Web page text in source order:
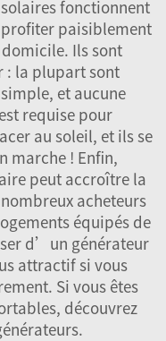
fonctionnent
paisiblement
Ils sont
: la plupart sont
et aucune
requise pour
au soleil, et ils se
marche ! Enfin,
peut accroître la
acheteurs
équipés de
d’un générateur
attractif si vous
Si vous êtes
découvrez